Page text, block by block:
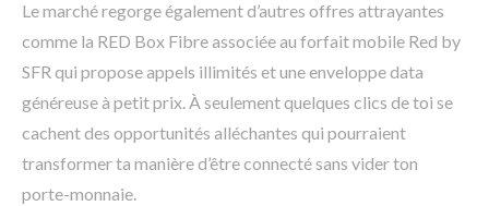
Le marché regorge également d’autres offres attrayantes
comme la RED Box Fibre associée au forfait mobile Red by
SFR qui propose appels illimités et une enveloppe data
généreuse à petit prix. À seulement quelques clics de toi se
cachent des opportunités alléchantes qui pourraient
transformer ta manière d’être connecté sans vider ton
porte-monnaie.